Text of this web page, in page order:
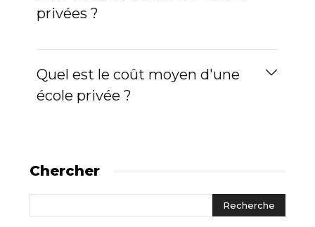
privées ?
Quel est le coût moyen d'une
école privée ?
Chercher